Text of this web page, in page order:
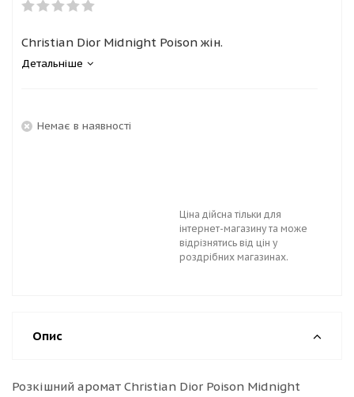
Christian Dior Midnight Poison жін.
Детальніше
Немає в наявності
Ціна дійсна тільки для
інтернет-магазину та може
відрізнятись від цін у
роздрібних магазинах.
Опис
Розкішний аромат Christian Dior Poison Midnight